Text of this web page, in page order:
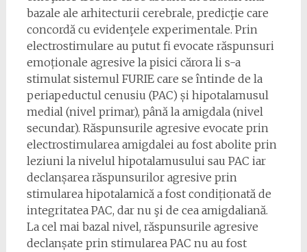
bazale ale arhitecturii cerebrale, predicţie care
concordă cu evidenţele experimentale. Prin
electrostimulare au putut fi evocate răspunsuri
emoționale agresive la pisici cărora li s-a
stimulat sistemul FURIE care se întinde de la
periapeductul cenusiu (PAC) și hipotalamusul
medial (nivel primar), până la amigdala (nivel
secundar). Răspunsurile agresive evocate prin
electrostimularea amigdalei au fost abolite prin
leziuni la nivelul hipotalamusului sau PAC iar
declanșarea răspunsurilor agresive prin
stimularea hipotalamică a fost condiționată de
integritatea PAC, dar nu şi de cea amigdaliană.
La cel mai bazal nivel, răspunsurile agresive
declanșate prin stimularea PAC nu au fost